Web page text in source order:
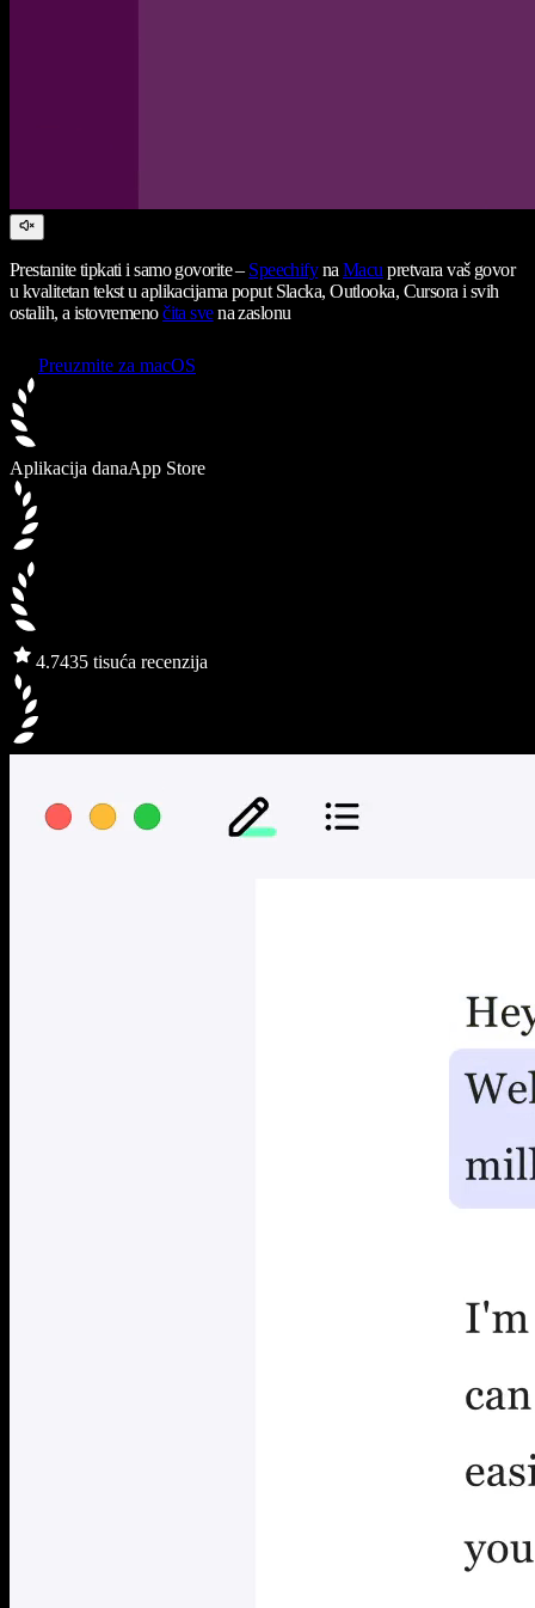
Prestanite tipkati i samo govorite – SpeechifynaMacu pretvara vaš govor
u kvalitetan tekst u aplikacijama poput Slacka, Outlooka, Cursora i svih
ostalih, a istovremenočita svena zaslonu
Preuzmite za macOS
Aplikacija danaApp Store
4.7435 tisuća recenzija